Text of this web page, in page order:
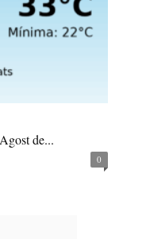
de...
0